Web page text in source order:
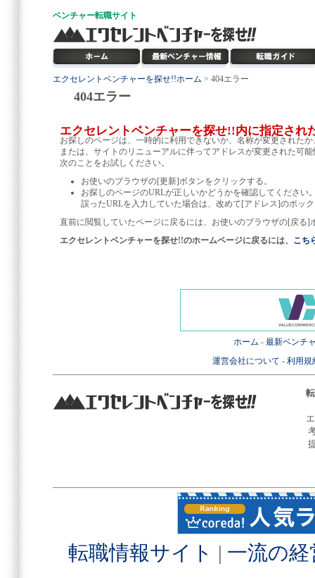
ベンチャー転職サイト
エクセレントベンチャーを探せ!!ホーム > 404エラー
404エラー
エクセレントベンチャーを探せ!!内に指定され
お探しのページは、一時的に利用できないか、名称が変更された
または、サイトのリニューアルに伴ってアドレスが変更された可
次のことをお試しください。
お使いのブラウザの[更新]ボタンをクリックする。
お探しのページのURLが正しいかどうかを確認してください
誤ったURLを入力していた場合は、改めて[アドレス]のボッ
直前に閲覧していたページに戻るには、お使いのブラウザの[戻る]
エクセレントベンチャーを探せ!!のホームページに戻るには、 こち
ホーム - 最新ベンチ
運営会社について - 利用規
転職情報サイト | 一流の